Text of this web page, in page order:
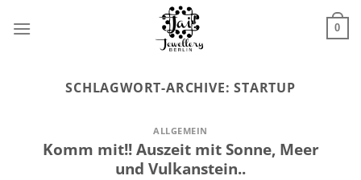
Inhalt
0
SCHLAGWORT-ARCHIVE:STARTUP
ALLGEMEIN
Komm mit!! Auszeit mit Sonne, Meer
und Vulkanstein..